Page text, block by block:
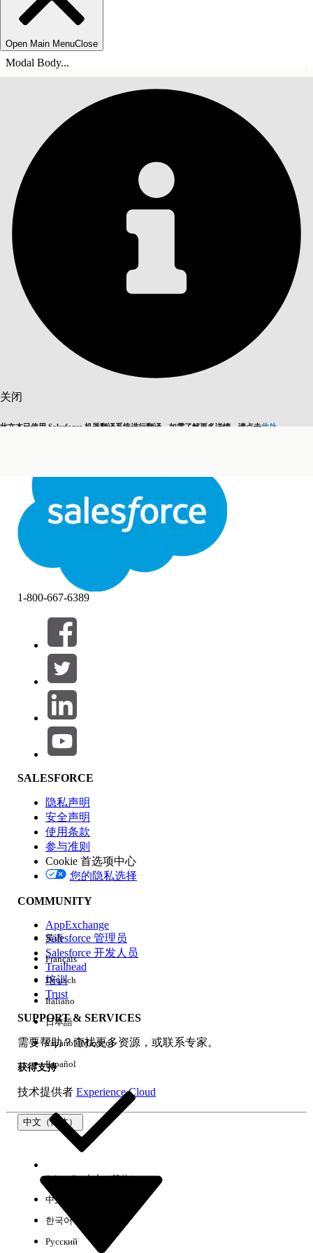
Open Main MenuClose
Modal Body...
关闭
此文本已使用 Salesforce 机器翻译系统进行翻译。如需了解更多详情，请点击此处
关闭关闭
目录
筛选条件： (0)
选择筛选器
产品区域
功能影响
版本
体验
1-800-667-6389
SALESFORCE
隐私声明
安全声明
使用条款
参与准则
Cookie 首选项中心
您的隐私选择
COMMUNITY
AppExchange
Salesforce 管理员
Salesforce 开发人员
Trailhead
培训
Trust
SUPPORT & SERVICES
需要帮助？查找更多资源，或联系专家。
获得支持
技术提供者 Experience Cloud
中文（简体）
英语
Français
Deutsch
Italiano
日本語
Español (México)
Español
Select Org中文（简体）
中文（繁体）
한국어
Русский